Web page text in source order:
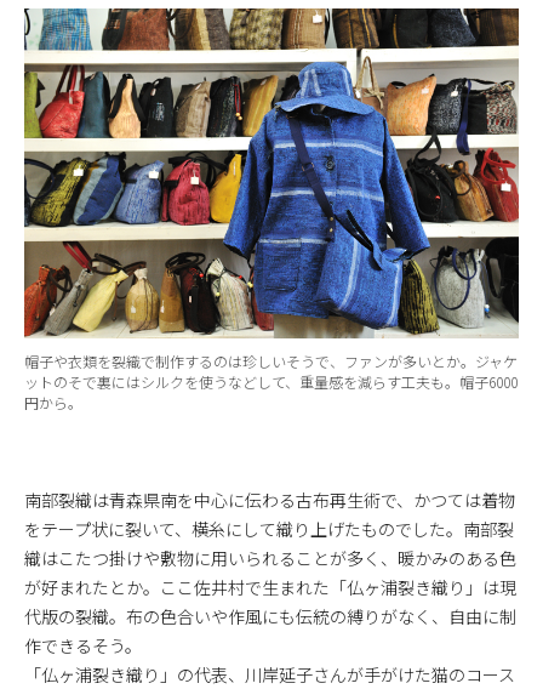
帽子や衣類を裂織で制作するのは珍しいそうで、ファンが多いとか。ジャケ
ットのそで裏にはシルクを使うなどして、重量感を減らす工夫も。帽子6000
円から。
南部裂織は青森県南を中心に伝わる古布再生術で、かつては着物
をテープ状に裂いて、横糸にして織り上げたものでした。南部裂
織はこたつ掛けや敷物に用いられることが多く、暖かみのある色
が好まれたとか。ここ佐井村で生まれた「仏ヶ浦裂き織り」は現
代版の裂織。布の色合いや作風にも伝統の縛りがなく、自由に制
作できるそう。
「仏ヶ浦裂き織り」の代表、川岸延子さんが手がけた猫のコース